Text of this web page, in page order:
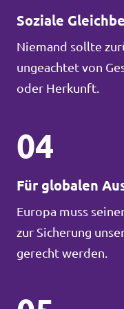
Soziale
Niemand sollte
ungeachtet von
oder Herkunft.
04
Für globalen
Europa muss
zur Sicherung
gerecht werden.